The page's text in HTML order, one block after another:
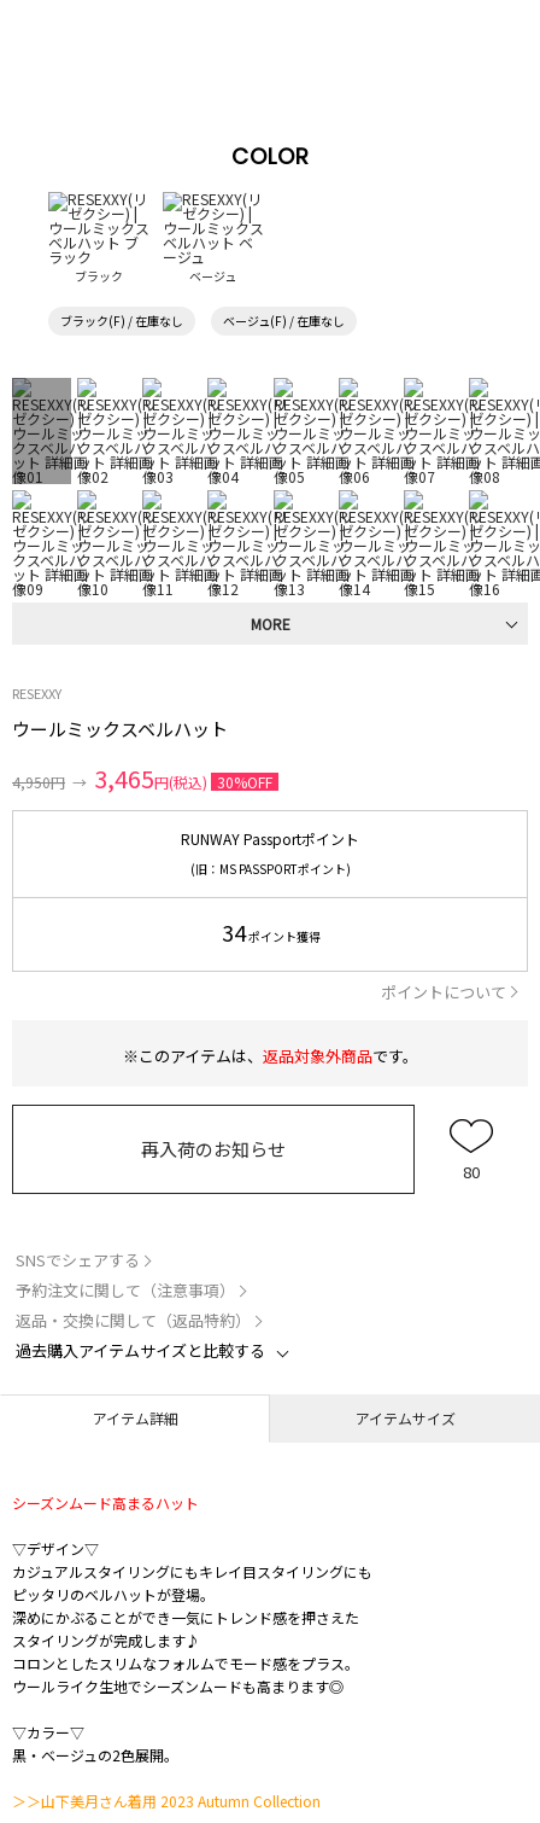
COLOR
ブラック ベージュ
ブラック(F) / 在庫なし ベージュ(F) / 在庫なし
MORE
RESEXXY
ウールミックスベルハット
4,950円 → 3,465円(税込) 30%OFF
RUNWAY Passportポイント
(旧：MS PASSPORTポイント)
34ポイント獲得
ポイントについて
※このアイテムは、 返品対象外商品です。
再入荷のお知らせ
80
SNSでシェアする
予約注文に関して（注意事項）
返品・交換に関して（返品特約）
過去購入アイテムサイズと比較する
アイテム詳細 アイテムサイズ
シーズンムード高まるハット
▽デザイン▽
カジュアルスタイリングにもキレイ目スタイリングにも
ピッタリのベルハットが登場。
深めにかぶることができ一気にトレンド感を押さえた
スタイリングが完成します♪
コロンとしたスリムなフォルムでモード感をプラス。
ウールライク生地でシーズンムードも高まります◎
▽カラー▽
黒・ベージュの2色展開。
＞＞山下美月さん着用 2023 Autumn Collection